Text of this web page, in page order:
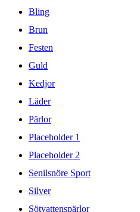
Bling
Brun
Festen
Guld
Kedjor
Läder
Pärlor
Placeholder 1
Placeholder 2
Senilsnöre Sport
Silver
Sötvattenspärlor